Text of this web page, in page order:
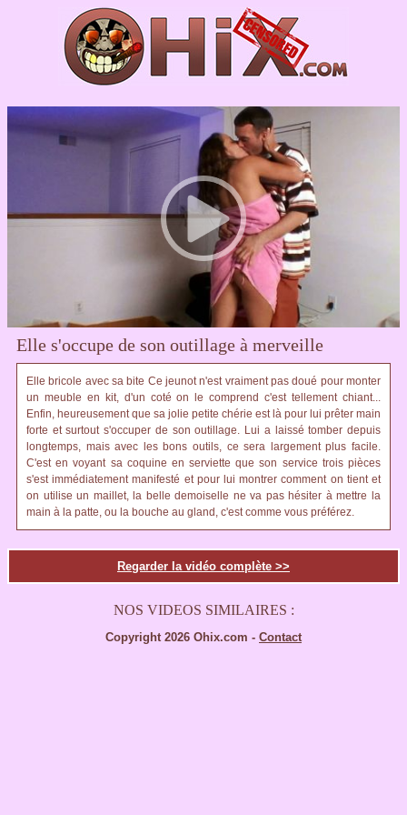
Elle s'occupe de son outillage à merveille
Elle bricole avec sa bite Ce jeunot n'est vraiment pas doué pour monter
un meuble en kit, d'un coté on le comprend c'est tellement chiant...
Enfin, heureusement que sa jolie petite chérie est là pour lui prêter main
forte et surtout s'occuper de son outillage. Lui a laissé tomber depuis
longtemps, mais avec les bons outils, ce sera largement plus facile.
C'est en voyant sa coquine en serviette que son service trois pièces
s'est immédiatement manifesté et pour lui montrer comment on tient et
on utilise un maillet, la belle demoiselle ne va pas hésiter à mettre la
main à la patte, ou la bouche au gland, c'est comme vous préférez.
Regarder la vidéo complète >>
NOS VIDEOS SIMILAIRES :
Copyright 2026 Ohix.com - Contact